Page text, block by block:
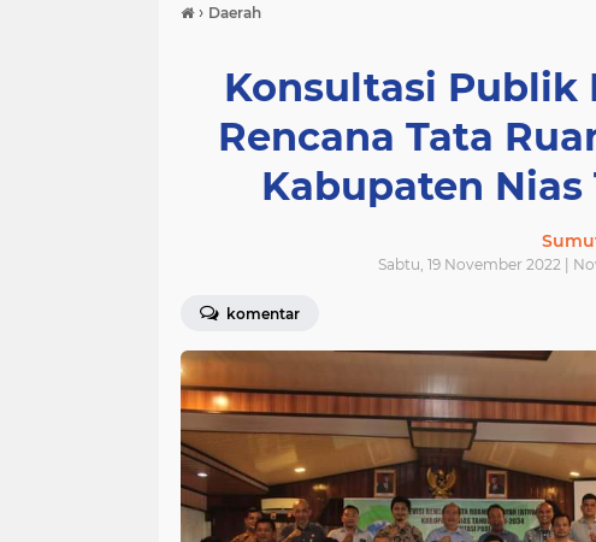
› Daerah
Konsultasi Publik
Rencana Tata
Kabupaten Nias
Sabtu, 19 November 2022 |
komentar